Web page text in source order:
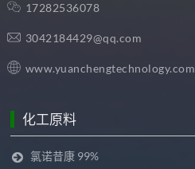
17282536078
3042184429@qq.com
www.yuanchengtechnology.com
化工原料
氯诺昔康 99%